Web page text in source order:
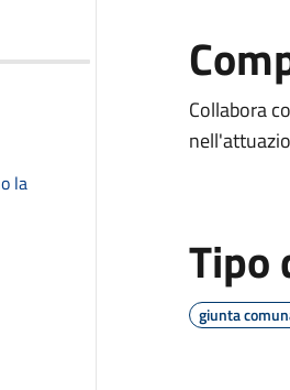
la
Collabora
Tipo
giunta